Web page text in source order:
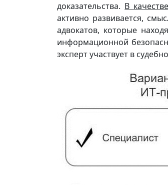
доказательства. В
активно развивается,
адвокатов, которые
информационной
эксперт участвует в